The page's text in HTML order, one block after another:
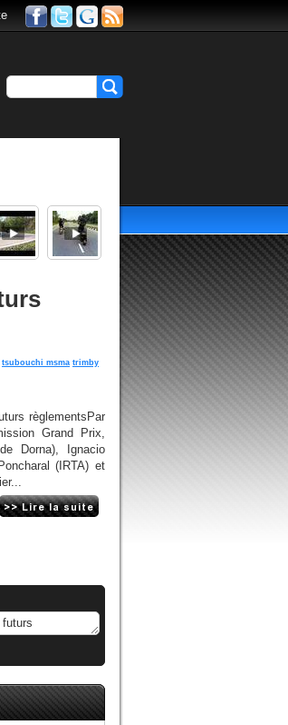
tsubouchi msma trimby
règlementsPar
Grand Prix,
Dorna), Ignacio
(IRTA) et